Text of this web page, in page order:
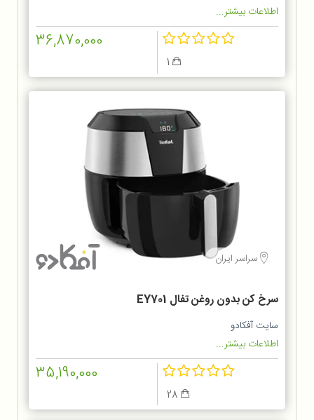
اطلاعات بیشتر...
36,870,000
سراسر ایران
سرخ کن بدون روغن تفال EY701
سایت آفکادو
اطلاعات بیشتر...
35,190,000